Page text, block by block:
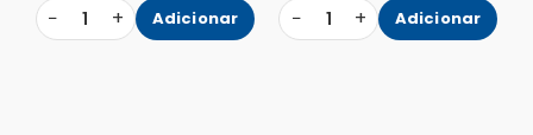
− 1 + Adicionar − 1 + Adicionar